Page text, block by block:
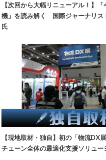
【次回から大幅リニューアル！】
機」を読み解く 国際ジャーナリス
氏
【現地取材・独自】初の「物流DX
チェーン全体の最適化支援ソリュー